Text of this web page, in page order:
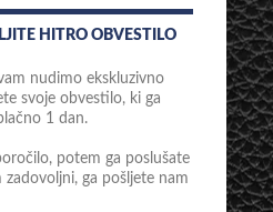
HITRO OBVESTILO
nudimo ekskluzivno
svoje obvestilo, ki ga
1 dan.
potem ga poslušate
ga pošljete nam